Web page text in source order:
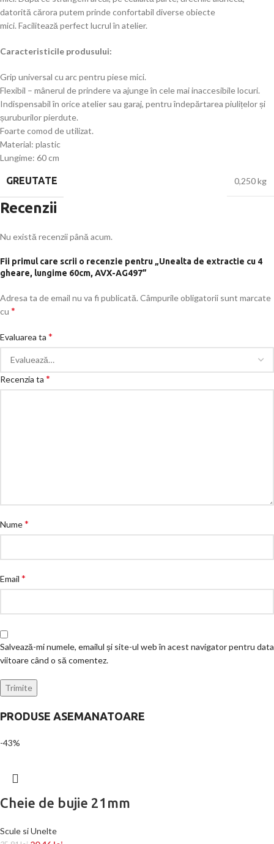
datorită cărora putem prinde confortabil diverse obiecte
mici. Facilitează perfect lucrul în atelier.
Caracteristicile produsului:
Grip universal cu arc pentru piese mici.
Flexibil – mânerul de prindere va ajunge în cele mai inaccesibile locuri.
Indispensabil în orice atelier sau garaj, pentru îndepărtarea piulițelor și
șuruburilor pierdute.
Foarte comod de utilizat.
Material: plastic
Lungime: 60 cm
GREUTATE 0,250 kg
Recenzii
Nu există recenzii până acum.
Fii primul care scrii o recenzie pentru „Unealta de extractie cu 4
gheare, lungime 60cm, AVX-AG497”
Adresa ta de email nu va fi publicată.Câmpurile obligatorii sunt marcate
cu *
Evaluarea ta *
Recenzia ta *
Nume*
Email *
Salvează-mi numele, emailul și site-ul web în acest navigator pentru data
viitoare când o să comentez.
PRODUSE ASEMANATOARE
-43%
Cheie de bujie 21mm
Scule si Unelte